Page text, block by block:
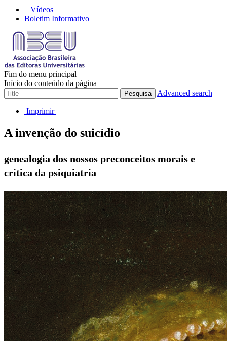
Vídeos
Boletim Informativo
Fim do menu principal
Início do conteúdo da página
Pesquisa Advanced search
Imprimir
A invenção do suicídio
genealogia dos nossos preconceitos morais e
crítica da psiquiatria